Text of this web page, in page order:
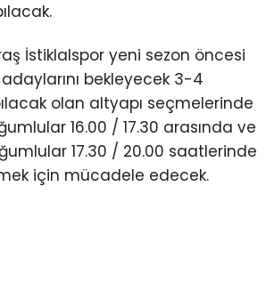
İstiklalspor yeni sezon öncesi
bekleyecek 3-4
olan altyapı seçmelerinde
16.00 / 17.30 arasında ve
17.30 / 20.00 saatlerinde
için mücadele edecek.